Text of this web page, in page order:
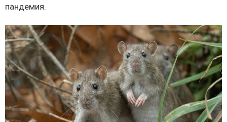
пандемия.